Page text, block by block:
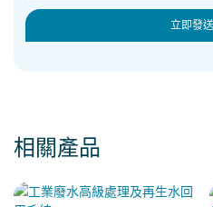
立即發
相關產品